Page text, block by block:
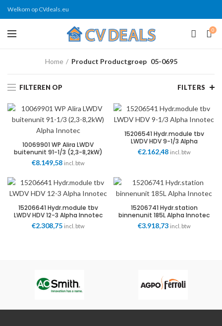
Welkom op CVdeals.eu
0
Home Product Productgroep 05-0695
FILTEREN OP FILTERS
10069901 WP Alira LWDV
buitenunit 91-1/3 (2,3-8,2kW)
Alpha Innotec
€8.149,58 incl. btw
15206541 Hydr.module tbv
LWDV HDV 9-1/3 Alpha
Innotec
€2.162,48 incl. btw
15206641 Hydr.module tbv
LWDV HDV 12-3 Alpha Innotec
€2.308,75 incl. btw
15206741 Hydr.station
binnenunit 185L Alpha Innotec
€3.918,73 incl. btw